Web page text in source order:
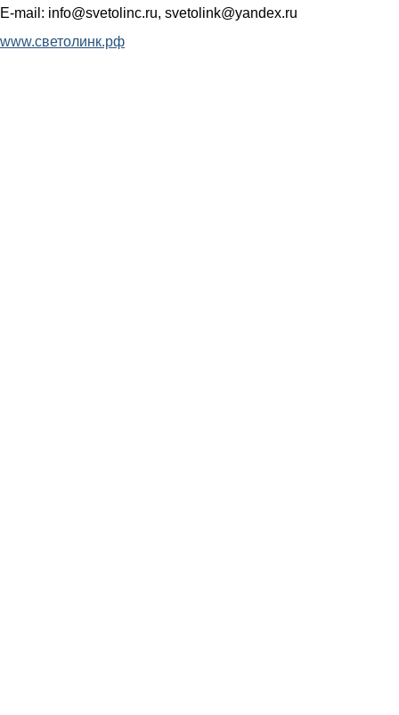
E-mail: info@svetolinc.ru, svetolink@yandex.ru
www.светолинк.рф